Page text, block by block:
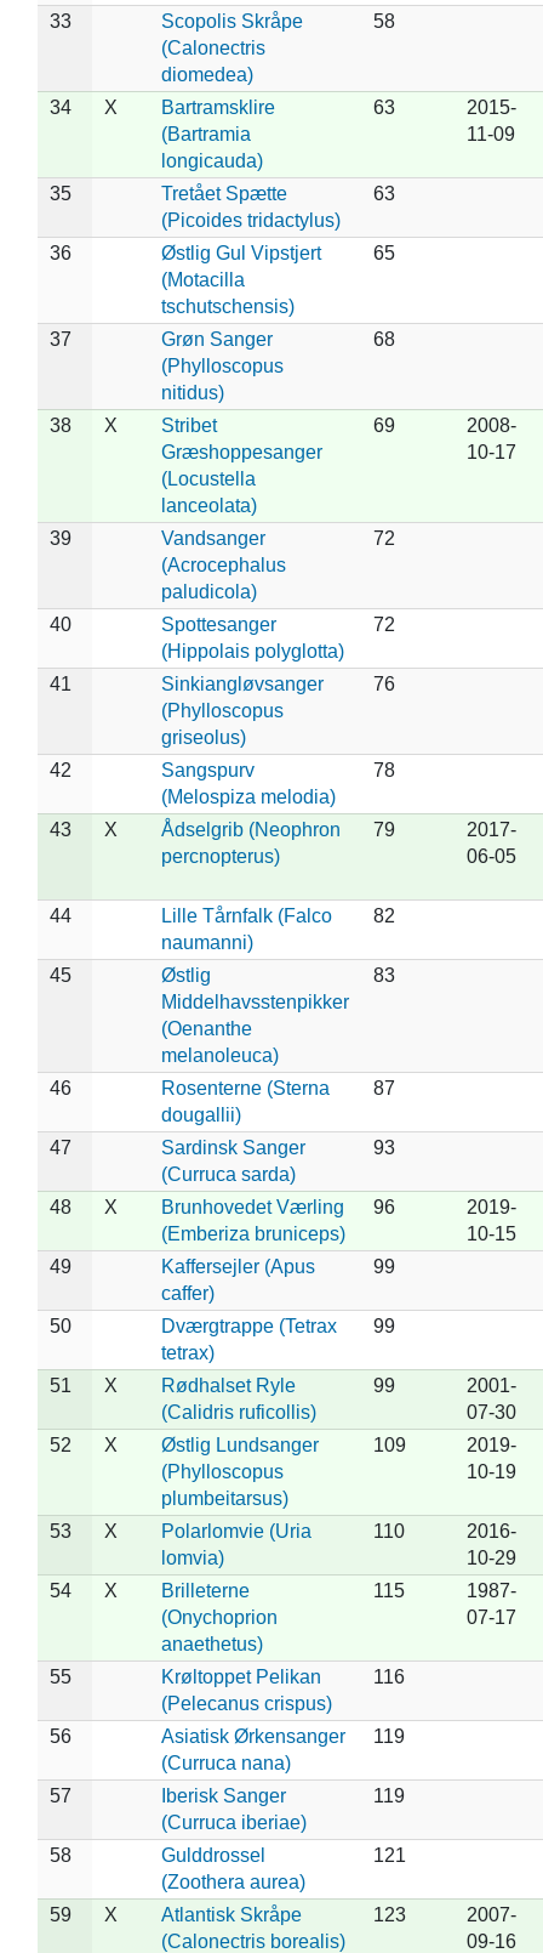
33
Scopolis Skråpe
(Calonectris
diomedea)
58
34 X
Bartramsklire
(Bartramia
longicauda)
63
2015-
11-09
35
Tretået Spætte
(Picoides tridactylus)
63
36
Østlig Gul Vipstjert
(Motacilla
tschutschensis)
65
37
Grøn Sanger
(Phylloscopus
nitidus)
68
38 X
Stribet
Græshoppesanger
(Locustella
lanceolata)
69
2008-
10-17
39
Vandsanger
(Acrocephalus
paludicola)
72
40
Spottesanger
(Hippolais polyglotta)
72
41
Sinkiangløvsanger
(Phylloscopus
griseolus)
76
42
Sangspurv
(Melospiza melodia)
78
43 X
Ådselgrib (Neophron
percnopterus)
79
2017-
06-05
44
Lille Tårnfalk (Falco
naumanni)
82
45
Østlig
Middelhavsstenpikker
(Oenanthe
melanoleuca)
83
46
Rosenterne (Sterna
dougallii)
87
47
Sardinsk Sanger
(Curruca sarda)
93
48 X
Brunhovedet Værling
(Emberiza bruniceps)
96
2019-
10-15
49
Kaffersejler (Apus
caffer)
99
50
Dværgtrappe (Tetrax
tetrax)
99
51 X
Rødhalset Ryle
(Calidris ruficollis)
99
2001-
07-30
52
X
Østlig Lundsanger
(Phylloscopus
plumbeitarsus)
109
2019-
10-19
53 X
Polarlomvie (Uria
lomvia)
110
2016-
10-29
54
X
Brilleterne
(Onychoprion
anaethetus)
115
1987-
07-17
55
Krøltoppet Pelikan
(Pelecanus crispus)
116
56
Asiatisk Ørkensanger
(Curruca nana)
119
57
Iberisk Sanger
(Curruca iberiae)
119
58
Gulddrossel
(Zoothera aurea)
121
59 X
Atlantisk Skråpe
(Calonectris borealis)
123
2007-
09-16